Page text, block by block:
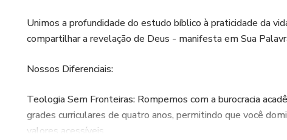
Unimos a profundidade do estudo bíblico à praticidade da
compartilhar a revelação de Deus - manifesta em Sua
Nossos Diferenciais:
Teologia Sem Fronteiras: Rompemos com a burocracia
grades curriculares de quatro anos, permitindo que você
valores acessíveis.